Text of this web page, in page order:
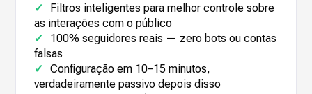
✓
Filtros inteligentes para melhor controle sobre
as interações com o público
✓
100% seguidores reais — zero bots ou contas
falsas
✓ Configuração em 10–15 minutos,
verdadeiramente passivo depois disso